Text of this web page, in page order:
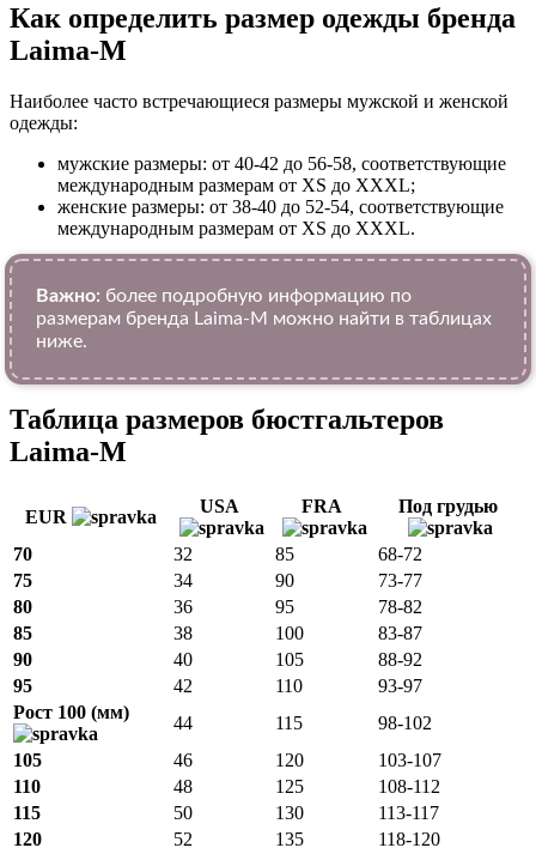
Как определить размер одежды брендa
Laima-M
Наиболее часто встречающиеся размеры мужской и женской
одежды:
мужские размеры: от 40-42 до 56-58, соответствующие
международным размерам от XS до XXXL;
женские размеры: от 38-40 до 52-54, соответствующие
международным размерам от XS до XXXL.
Важно: более подробную информацию по
размерам бренда Laima-M можно найти в таблицах
ниже.
Таблица размеров бюстгальтеров
Laima-M
EUR
USA FRA Под грудью
70 32 85
68-72
75
34 90
73-77
80
36 95
78-82
85
38 100
83-87
90
40 105
88-92
95
42 110
93-97
Рост 100 (мм)
44 115
98-102
105
46 120
103-107
110
48 125
108-112
115
50 130
113-117
120
52 135 118-120